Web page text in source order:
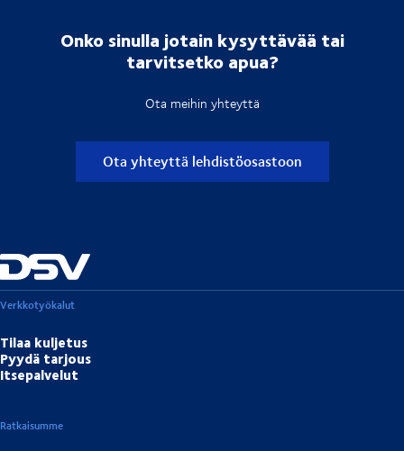
Onko sinulla jotain kysyttävää tai
tarvitsetko apua?
Ota meihin yhteyttä
Ota yhteyttä lehdistöosastoon
Verkkotyökalut
Tilaa kuljetus
Pyydä tarjous
Itsepalvelut
Ratkaisumme